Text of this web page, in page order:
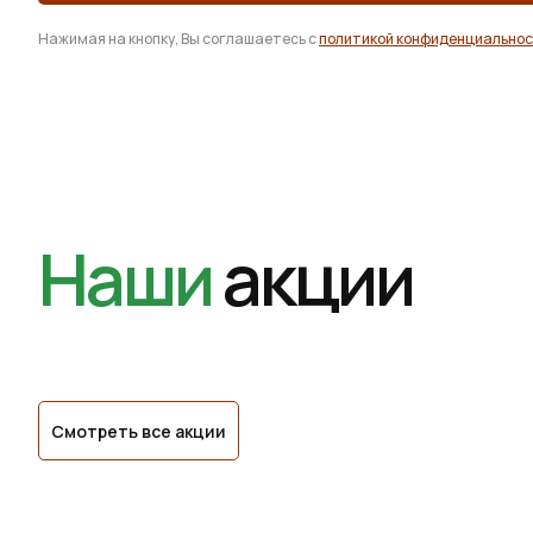
Нажимая на кнопку, Вы соглашаетесь сполитикой
Нашиакции
Смотреть все акции